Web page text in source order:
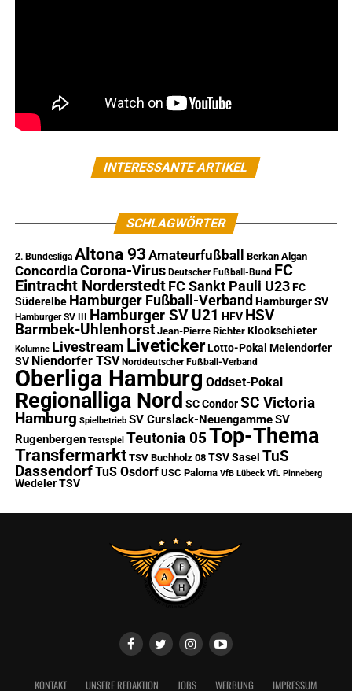
INTERESSANTE ARTIKEL
SCHLAGWÖRTER
2. Bundesliga Altona 93 Amateurfußball Berkan Algan
ConcordiaCorona-Virus Deutscher Fußball-Bund FC
Eintracht Norderstedt FC Sankt Pauli U23 FC
Süderelbe Hamburger Fußball-Verband Hamburger SV
Hamburger SV III Hamburger SV U21 HFV HSV
Barmbek-Uhlenhorst Jean-Pierre Richter Klookschieter
Kolumne Livestream Liveticker Lotto-Pokal Meiendorfer
SV Niendorfer TSV Norddeutscher Fußball-Verband
Oberliga Hamburg Oddset-Pokal
Regionalliga Nord SC Condor SC Victoria
Hamburg Spielbetrieb SV Curslack-NeuengammeSV
Rugenbergen Testspiel Teutonia 05Top-Thema
Transfermarkt TSV Buchholz 08 TSV Sasel TuS
DassendorfTuS Osdorf USC Paloma VfB Lübeck VfL Pinneberg
Wedeler TSV
KONTAKT UNSERE REDAKTION JOBS WERBUNG IMPRESSUM